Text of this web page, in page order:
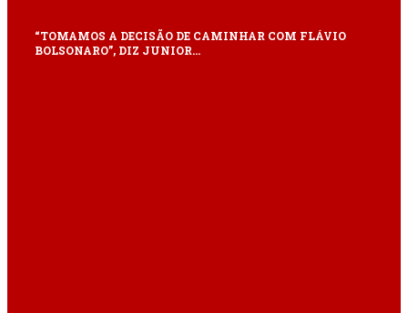
“TOMAMOS A DECISÃO DE CAMINHAR COM FLÁVIO
BOLSONARO”, DIZ JUNIOR…